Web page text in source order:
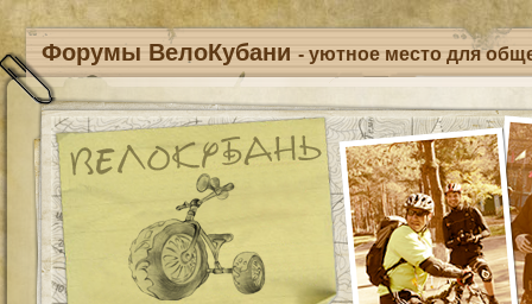
Форумы ВелоКубани - уютное место для